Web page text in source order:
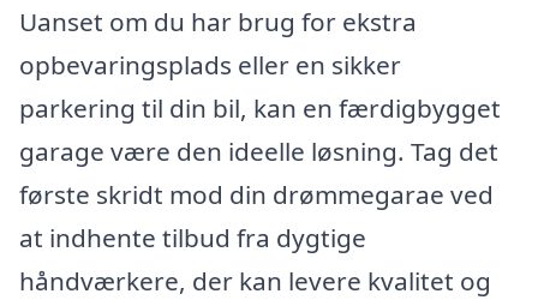
Uanset om du har brug for ekstra
opbevaringsplads eller en sikker
parkering til din bil, kan en færdigbygget
garage være den ideelle løsning. Tag det
første skridt mod din drømmegarae ved
at indhente tilbud fra dygtige
håndværkere, der kan levere kvalitet og